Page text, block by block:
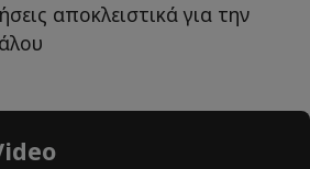
αποκλειστικά για την